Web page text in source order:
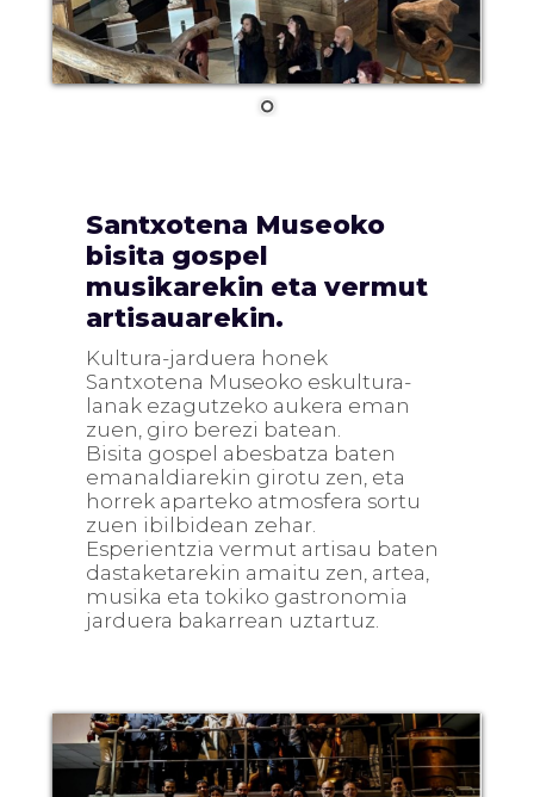
Santxotena Museoko
bisita gospel
musikarekin eta vermut
artisauarekin.
Kultura-jarduera honek
Santxotena Museoko eskultura-
lanak ezagutzeko aukera eman
zuen, giro berezi batean.
Bisita gospel abesbatza baten
emanaldiarekin girotu zen, eta
horrek aparteko atmosfera sortu
zuen ibilbidean zehar.
Esperientzia vermut artisau baten
dastaketarekin amaitu zen, artea,
musika eta tokiko gastronomia
jarduera bakarrean uztartuz.